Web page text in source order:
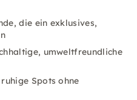
die ein exklusives,
umweltfreundliche
Spots ohne